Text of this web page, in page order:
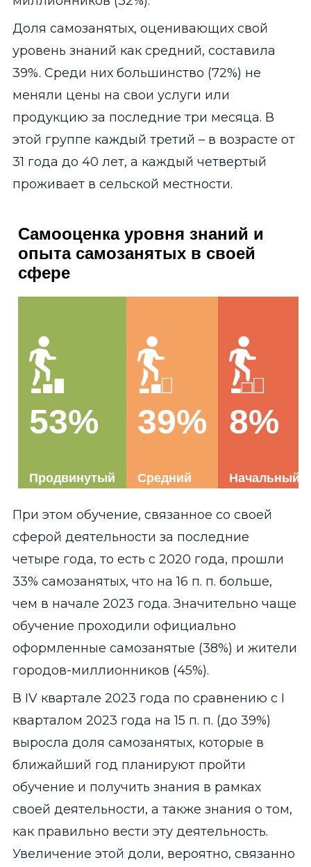
Доля самозанятых, оценивающих свой
уровень знаний как средний, составила
39%. Среди них большинство (72%) не
меняли цены на свои услуги или
продукцию за последние три месяца. В
этой группе каждый третий – в возрасте от
31 года до 40 лет, а каждый четвертый
проживает в сельской местности.
При этом обучение, связанное со своей
сферой деятельности за последние
четыре года, то есть с 2020 года, прошли
33% самозанятых, что на 16 п. п. больше,
чем в начале 2023 года. Значительно чаще
обучение проходили официально
оформленные самозанятые (38%) и жители
городов-миллионников (45%).
В IV квартале 2023 года по сравнению с I
кварталом 2023 года на 15 п. п. (до 39%)
выросла доля самозанятых, которые в
ближайший год планируют пройти
обучение и получить знания в рамках
своей деятельности, а также знания о том,
как правильно вести эту деятельность.
Увеличение этой доли, вероятно, связанно